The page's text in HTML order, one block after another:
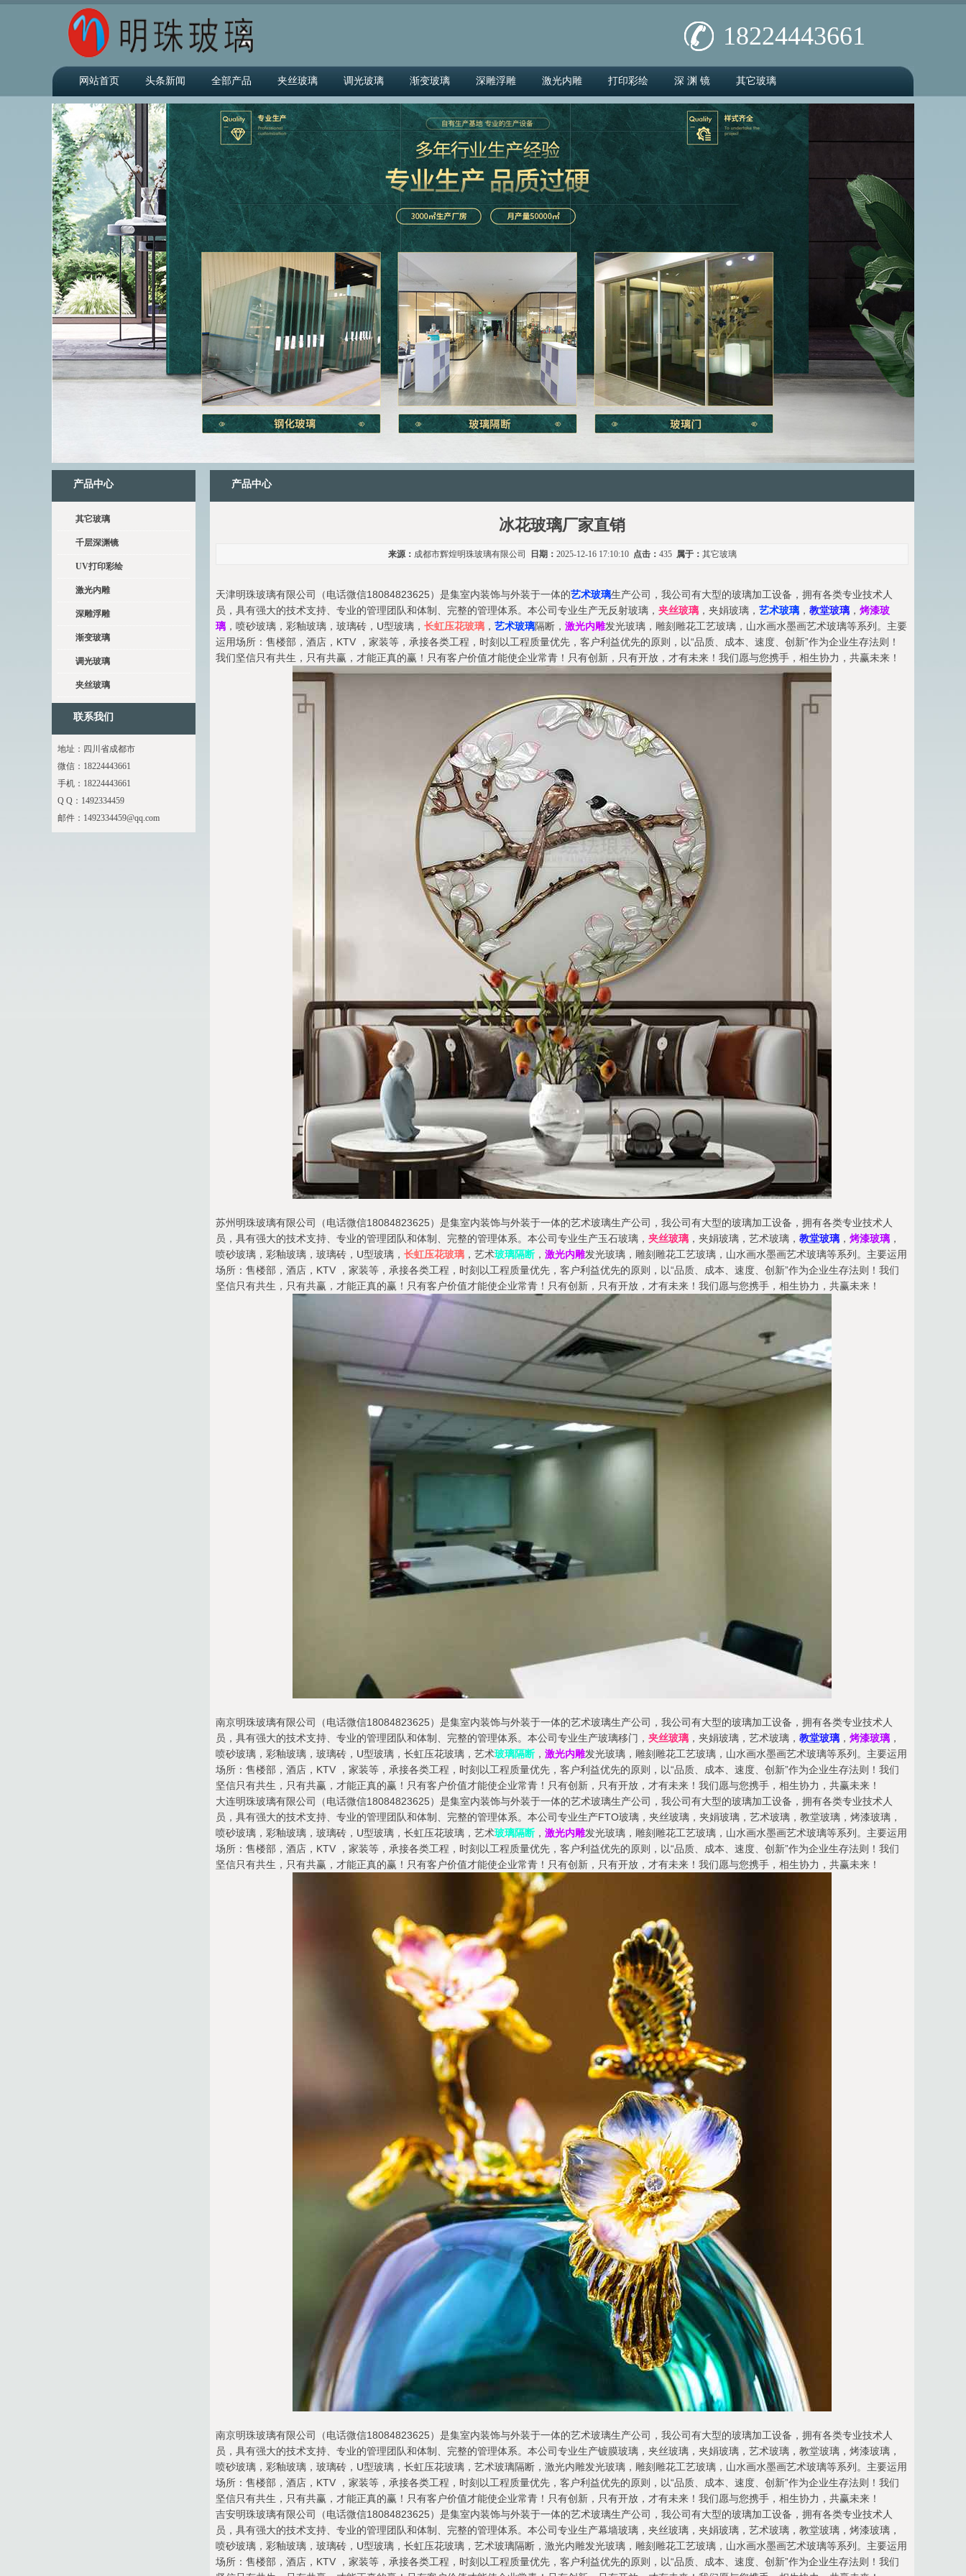
18224443661
网站首页 头条新闻 全部产品 夹丝玻璃 调光玻璃 渐变玻璃 深雕浮雕 激光内雕 打印彩绘 深 渊 镜 其它玻璃
产品中心
其它玻璃
千层深渊镜
UV打印彩绘
激光内雕
深雕浮雕
渐变玻璃
调光玻璃
夹丝玻璃
联系我们
地址：四川省成都市
微信：18224443661
手机：18224443661
Q Q：1492334459
邮件： 1492334459@qq.com
产品中心
冰花玻璃厂家直销
来源： 成都市辉煌明珠玻璃有限公司 日期： 2025-12-16 17:10:10 点击： 435 属于： 其它玻璃
天津明珠玻璃有限公司（电话微信18084823625）是集室内装饰与外装于一体的艺术玻璃生产公司，我公司有大型的玻璃加工设备，拥有各类专业技术人
员，具有强大的技术支持、专业的管理团队和体制、完整的管理体系。本公司专业生产无反射玻璃， 夹丝玻璃 ，夹娟玻璃， 艺术玻璃 ， 教堂玻璃 ， 烤漆玻
璃 ，喷砂玻璃，彩釉玻璃，玻璃砖，U型玻璃， 长虹压花玻璃 ， 艺术玻璃隔断， 激光内雕发光玻璃，雕刻雕花工艺玻璃，山水画水墨画艺术玻璃等系列。主要
运用场所：售楼部，酒店，KTV ，家装等，承接各类工程，时刻以工程质量优先，客户利益优先的原则，以“品质、成本、速度、创新”作为企业生存法则！
我们坚信只有共生，只有共赢，才能正真的赢！只有客户价值才能使企业常青！只有创新，只有开放，才有未来！我们愿与您携手，相生协力，共赢未来！
苏州明珠玻璃有限公司（电话微信18084823625）是集室内装饰与外装于一体的艺术玻璃生产公司，我公司有大型的玻璃加工设备，拥有各类专业技术人
员，具有强大的技术支持、专业的管理团队和体制、完整的管理体系。本公司专业生产玉石玻璃， 夹丝玻璃 ，夹娟玻璃，艺术玻璃， 教堂玻璃 ， 烤漆玻璃 ，
喷砂玻璃，彩釉玻璃，玻璃砖，U型玻璃， 长虹压花玻璃 ，艺术玻璃隔断 ， 激光内雕发光玻璃，雕刻雕花工艺玻璃，山水画水墨画艺术玻璃等系列。主要运用
场所：售楼部，酒店，KTV ，家装等，承接各类工程，时刻以工程质量优先，客户利益优先的原则，以“品质、成本、速度、创新”作为企业生存法则！我们
坚信只有共生，只有共赢，才能正真的赢！只有客户价值才能使企业常青！只有创新，只有开放，才有未来！我们愿与您携手，相生协力，共赢未来！
南京明珠玻璃有限公司（电话微信18084823625）是集室内装饰与外装于一体的艺术玻璃生产公司，我公司有大型的玻璃加工设备，拥有各类专业技术人
员，具有强大的技术支持、专业的管理团队和体制、完整的管理体系。本公司专业生产玻璃移门， 夹丝玻璃 ，夹娟玻璃，艺术玻璃， 教堂玻璃 ， 烤漆玻璃 ，
喷砂玻璃，彩釉玻璃，玻璃砖，U型玻璃，长虹压花玻璃，艺术玻璃隔断 ， 激光内雕发光玻璃，雕刻雕花工艺玻璃，山水画水墨画艺术玻璃等系列。主要运用
场所：售楼部，酒店，KTV ，家装等，承接各类工程，时刻以工程质量优先，客户利益优先的原则，以“品质、成本、速度、创新”作为企业生存法则！我们
坚信只有共生，只有共赢，才能正真的赢！只有客户价值才能使企业常青！只有创新，只有开放，才有未来！我们愿与您携手，相生协力，共赢未来！
大连明珠玻璃有限公司（电话微信18084823625）是集室内装饰与外装于一体的艺术玻璃生产公司，我公司有大型的玻璃加工设备，拥有各类专业技术人
员，具有强大的技术支持、专业的管理团队和体制、完整的管理体系。本公司专业生产FTO玻璃，夹丝玻璃，夹娟玻璃，艺术玻璃，教堂玻璃，烤漆玻璃，
喷砂玻璃，彩釉玻璃，玻璃砖，U型玻璃，长虹压花玻璃，艺术玻璃隔断 ， 激光内雕发光玻璃，雕刻雕花工艺玻璃，山水画水墨画艺术玻璃等系列。主要运用
场所：售楼部，酒店，KTV ，家装等，承接各类工程，时刻以工程质量优先，客户利益优先的原则，以“品质、成本、速度、创新”作为企业生存法则！我们
坚信只有共生，只有共赢，才能正真的赢！只有客户价值才能使企业常青！只有创新，只有开放，才有未来！我们愿与您携手，相生协力，共赢未来！
南京明珠玻璃有限公司（电话微信18084823625）是集室内装饰与外装于一体的艺术玻璃生产公司，我公司有大型的玻璃加工设备，拥有各类专业技术人
员，具有强大的技术支持、专业的管理团队和体制、完整的管理体系。本公司专业生产镀膜玻璃，夹丝玻璃，夹娟玻璃，艺术玻璃，教堂玻璃，烤漆玻璃，
喷砂玻璃，彩釉玻璃，玻璃砖，U型玻璃，长虹压花玻璃，艺术玻璃隔断，激光内雕发光玻璃，雕刻雕花工艺玻璃，山水画水墨画艺术玻璃等系列。主要运用
场所：售楼部，酒店，KTV ，家装等，承接各类工程，时刻以工程质量优先，客户利益优先的原则，以“品质、成本、速度、创新”作为企业生存法则！我们
坚信只有共生，只有共赢，才能正真的赢！只有客户价值才能使企业常青！只有创新，只有开放，才有未来！我们愿与您携手，相生协力，共赢未来！
吉安明珠玻璃有限公司（电话微信18084823625）是集室内装饰与外装于一体的艺术玻璃生产公司，我公司有大型的玻璃加工设备，拥有各类专业技术人
员，具有强大的技术支持、专业的管理团队和体制、完整的管理体系。本公司专业生产幕墙玻璃，夹丝玻璃，夹娟玻璃，艺术玻璃，教堂玻璃，烤漆玻璃，
喷砂玻璃，彩釉玻璃，玻璃砖，U型玻璃，长虹压花玻璃，艺术玻璃隔断，激光内雕发光玻璃，雕刻雕花工艺玻璃，山水画水墨画艺术玻璃等系列。主要运用
场所：售楼部，酒店，KTV ，家装等，承接各类工程，时刻以工程质量优先，客户利益优先的原则，以“品质、成本、速度、创新”作为企业生存法则！我们